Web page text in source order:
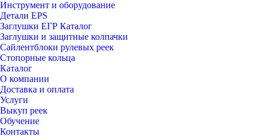
Инструмент и оборудование
Детали EPS
Заглушки ЕГР Каталог
Заглушки и защитные колпачки
Сайлентблоки рулевых реек
Стопорные кольца
Каталог
О компании
Доставка и оплата
Услуги
Выкуп реек
Обучение
Контакты